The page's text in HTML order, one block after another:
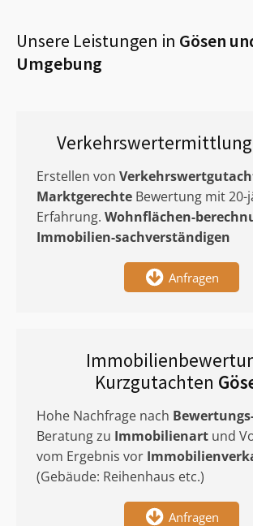
Unsere Leistungen in Gösen
Umgebung
Verkehrswertermittlung
Erstellen von
Marktgerechte Bewertung mit 20-
Erfahrung. Wohnflächen-
Immobilien-sachverständigen
Anfragen
Kurzgutachten
Hohe Nachfrage nach
Beratung zu Immobilienart und
vom Ergebnis vor
(Gebäude: Reihenhaus etc.)
Anfragen